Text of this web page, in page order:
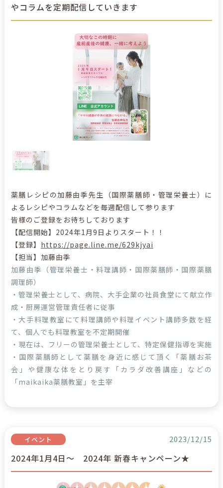
やコラムを定期配信していきます
薬膳レシピの加藤由季先生（国際薬膳師・管理栄養士）に
よるレシピやコラムなどを毎週配信して参ります
皆様のご登録をお待ちしております
【配信開始】2024年1月9日よりスタート！！
【登録】 https://page.line.me/629kjyai
【担当】加藤由季
加藤由季（管理栄養士・料理講師・国際薬膳師・国際薬膳
調理師）
・管理栄養士として、病院、大手企業の社員食堂にて献立作
成・厨房運営管理責任者に従事
・大手料理教室にて料理講師や料理イベント講師多数を経
て、個人でも料理教室を不定期開催
・現在は、フリーの管理栄養士として、特定保健指導を実施
・国際薬膳師として薬膳を身近に感じて頂く「薬膳お茶
会」や健康な体をとり戻す「カラダ改善講座」などの
「maikaika薬膳教室」を主宰
イベント 2023/12/15
2024年1月4日～ 2024年 新春キャンペーン★